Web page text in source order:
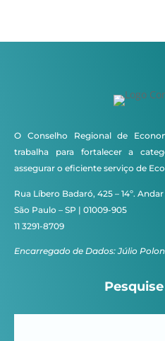
O Conselho Regional de
trabalha para fortalecer a
assegurar o eficiente serviço de
Rua Líbero Badaró, 425 – 14º.
São Paulo – SP | 01009-905
11 3291-8709
Encarregado de Dados: Júlio